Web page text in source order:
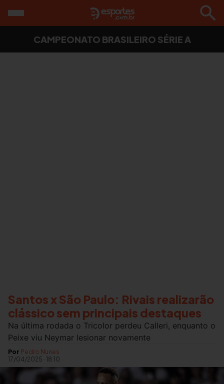
CAMPEONATO BRASILEIRO SÉRIE A
Santos x São Paulo: Rivais realizarão
clássico sem principais destaques
Na última rodada o Tricolor perdeu Calleri, enquanto o
Peixe viu Neymar lesionar novamente
Por Pedro Nunes
17/04/2025 · 18:10